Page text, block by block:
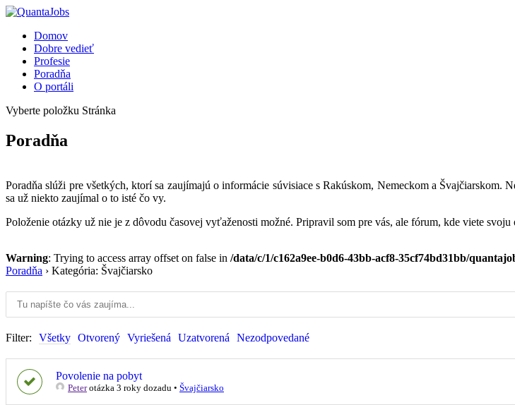
Domov
Dobre vedieť
Profesie
Poradňa
O portáli
Vyberte položku Stránka
Poradňa
Poradňa slúži pre všetkých, ktorí sa zaujímajú o informácie súvisiace s Rakúskom, Nemeckom a
sa už niekto zaujímal o to isté čo vy.
Položenie otázky už nie je z dôvodu časovej vyťaženosti možné. Pripravil som pre vás, ale fórum, kde viete
Warning: Trying to access array offset on false in /data/c/1/c162a9ee-b0d6-43bb-acf8-35cf74bd31bb/
Poradňa › Kategória: Švajčiarsko
Filter: Všetky Otvorený Vyriešená Uzatvorená Nezodpovedané
Povolenie na pobyt
Peterotázka 3 roky dozadu • Švajčiarsko